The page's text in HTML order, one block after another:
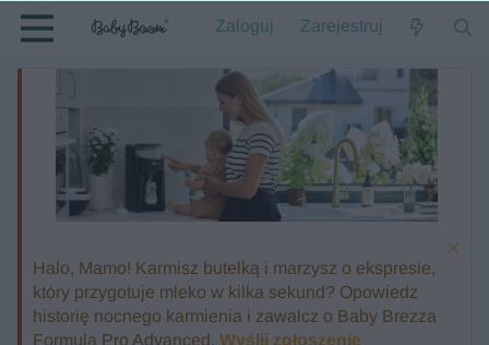
Zaloguj Zarejestruj
Halo, Mamo! Karmisz butelką i marzysz o ekspresie,
który przygotuje mleko w kilka sekund? Opowiedz
historię nocnego karmienia i zawalcz o Baby Brezza
Formula Pro Advanced. Wyślij zgłoszenie